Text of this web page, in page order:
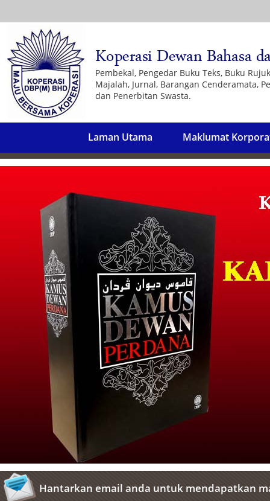
Pembekal, Pengedar Buku Teks, Buku
Majalah, Jurnal, Barangan Cenderamata,
dan Penerbitan Swasta.
Laman Utama Maklumat
Hantarkan email anda untuk mendapatkan